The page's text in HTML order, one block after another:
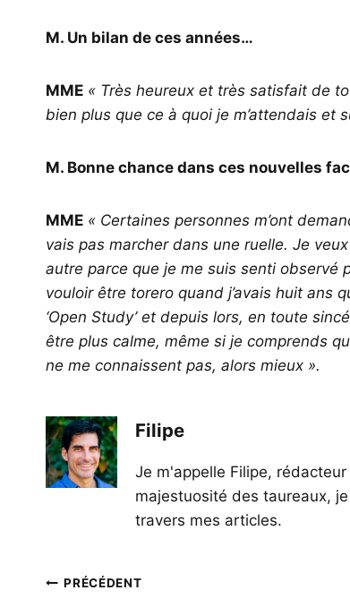
M. Un bilan de ces années…
MME « Très heureux et très satisfait de
bien plus que ce à quoi je m’attendais et
M. Bonne chance dans ces nouvelles
MME « Certaines personnes m’ont
vais pas marcher dans une ruelle. Je
autre parce que je me suis senti observé
vouloir être torero quand j’avais huit ans
‘Open Study’ et depuis lors, en toute
être plus calme, même si je comprends
ne me connaissent pas, alors mieux ».
Filipe
Je m'appelle Filipe,
majestuosité des taureaux,
travers mes articles.
Navigation
PRÉCÉDENT